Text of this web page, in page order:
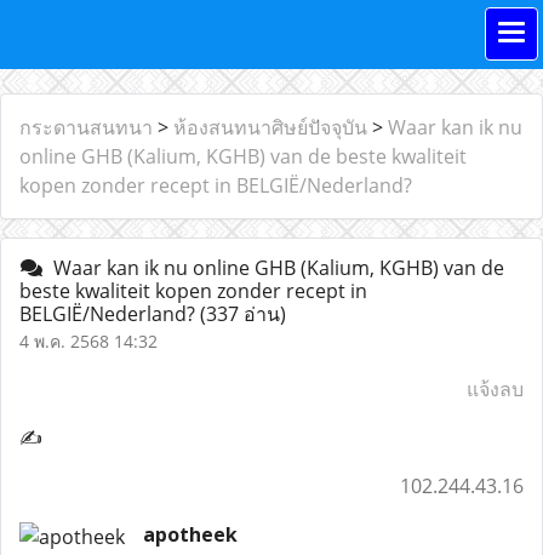
กระดานสนทนา > ห้องสนทนาศิษย์ปัจจุบัน>Waar kan ik nu
online GHB (Kalium, KGHB) van de beste kwaliteit
kopen zonder recept in BELGIË/Nederland?
Waar kan ik nu online GHB (Kalium, KGHB) van de
beste kwaliteit kopen zonder recept in
BELGIË/Nederland?(337 อ่าน)
4 พ.ค. 2568 14:32
แจ้งลบ
✍
102.244.43.16
apotheek